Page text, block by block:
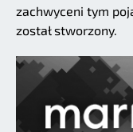
zachwyceni tym
został stworzony.